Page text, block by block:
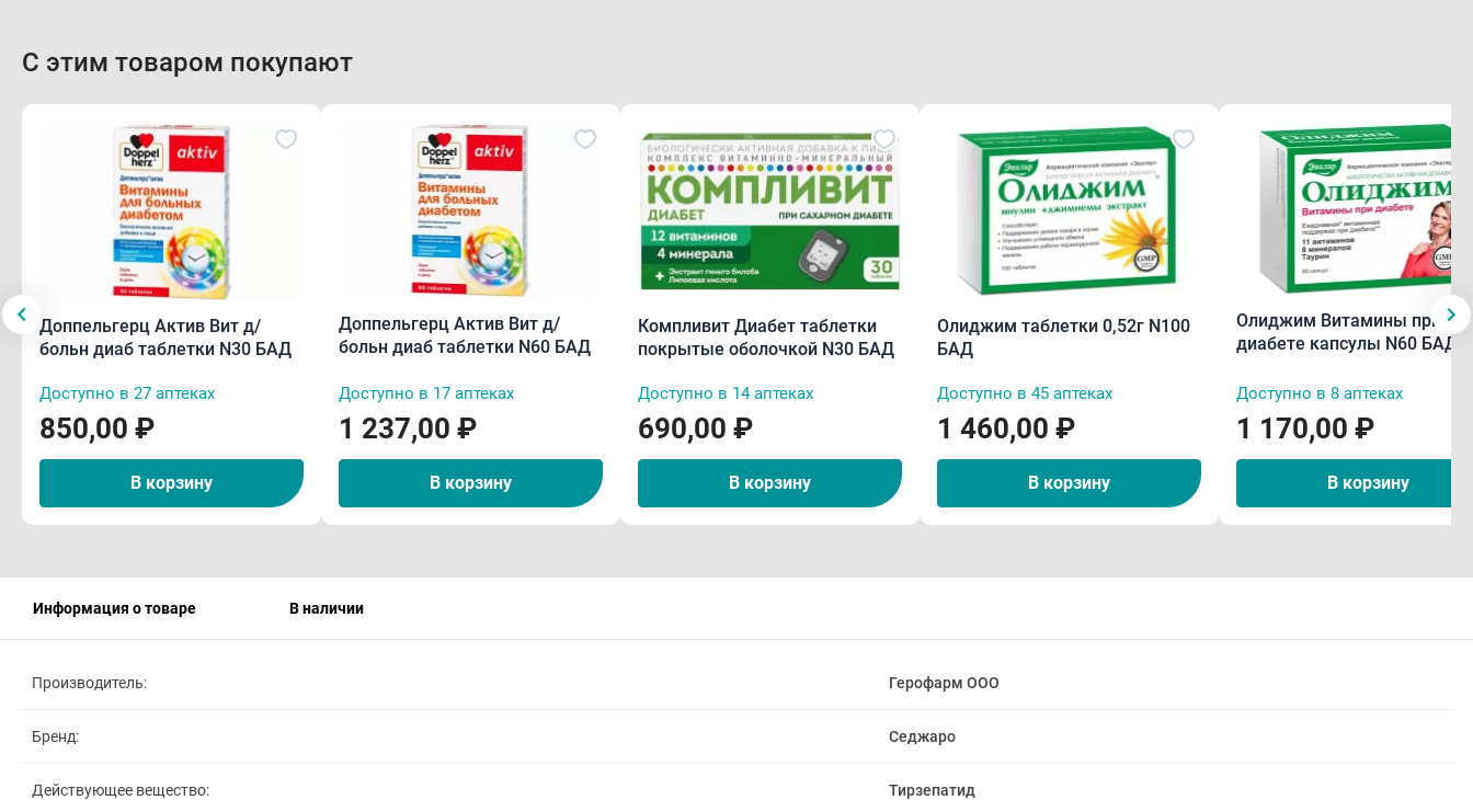
С этим товаром покупают
Доппельгерц Актив Вит д/
больн диаб таблетки N30 БАД
Доступно в 27 аптеках
850,00 ₽
В корзину
Доппельгерц Актив Вит д/
больн диаб таблетки N60 БАД
Доступно в 17 аптеках
1 237,00 ₽
В корзину
Компливит Диабет таблетки
покрытые оболочкой N30 БАД
Доступно в 14 аптеках
690,00 ₽
В корзину
Олиджим таблетки 0,52г N100
БАД
Доступно в 45 аптеках
1 460,00 ₽
В корзину
Олиджим Витамины при
диабете капсулы N60 БАД
Доступно в 8 аптеках
1 170,00 ₽
В корзину
Информация о товаре В наличии
Производитель: Герофарм ООО
Бренд: Седжаро
Действующее вещество: Тирзепатид